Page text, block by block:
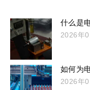
什么是
2026年
如何为
2026年